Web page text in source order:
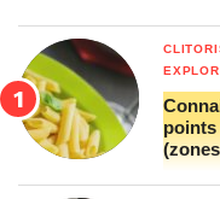
points